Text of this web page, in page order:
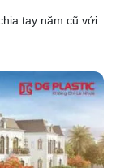
tay năm cũ với